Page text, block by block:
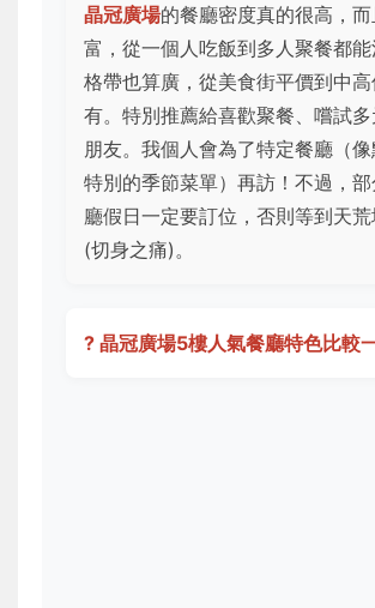
晶冠廣場的餐廳密度真的很高，
富，從一個人吃飯到多人聚餐都
格帶也算廣，從美食街平價到中
有。特別推薦給喜歡聚餐、嚐試
朋友。我個人會為了特定餐廳（
特別的季節菜單）再訪！不過，
廳假日一定要訂位，否則等到天荒
(切身之痛)。
? 晶冠廣場5樓人氣餐廳特色比較